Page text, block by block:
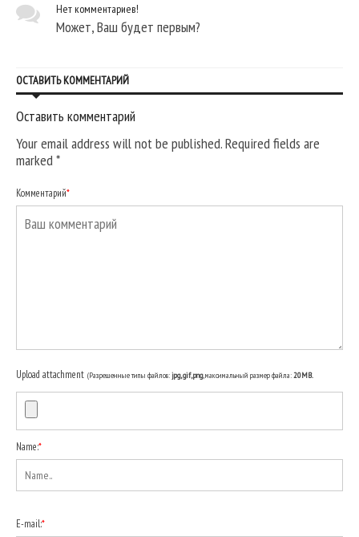
Нет комментариев!
Может, Ваш будет первым?
ОСТАВИТЬ КОММЕНТАРИЙ
Оставить комментарий
Your email address will not be published. Required fields are
marked*
Комментарий*
Upload attachment (Разрешенные типы файлов:jpg, gif, png, максимальный размер файла:20MB.
Name:*
E-mail:*